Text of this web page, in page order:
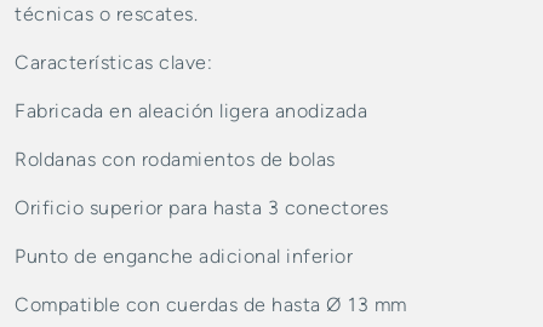
técnicas o rescates.
Características clave:
Fabricada en aleación ligera anodizada
Roldanas con rodamientos de bolas
Orificio superior para hasta 3 conectores
Punto de enganche adicional inferior
Compatible con cuerdas de hasta Ø 13 mm